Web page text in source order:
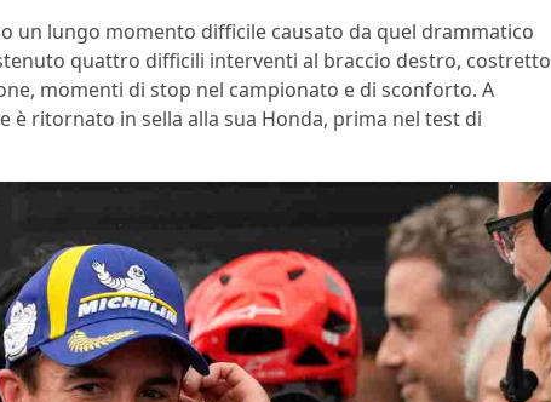
un lungo momento difficile causato da quel drammatico
quattro difficili interventi al braccio destro, costretto
momenti di stop nel campionato e di sconforto. A
è ritornato in sella alla sua Honda, prima nel test di